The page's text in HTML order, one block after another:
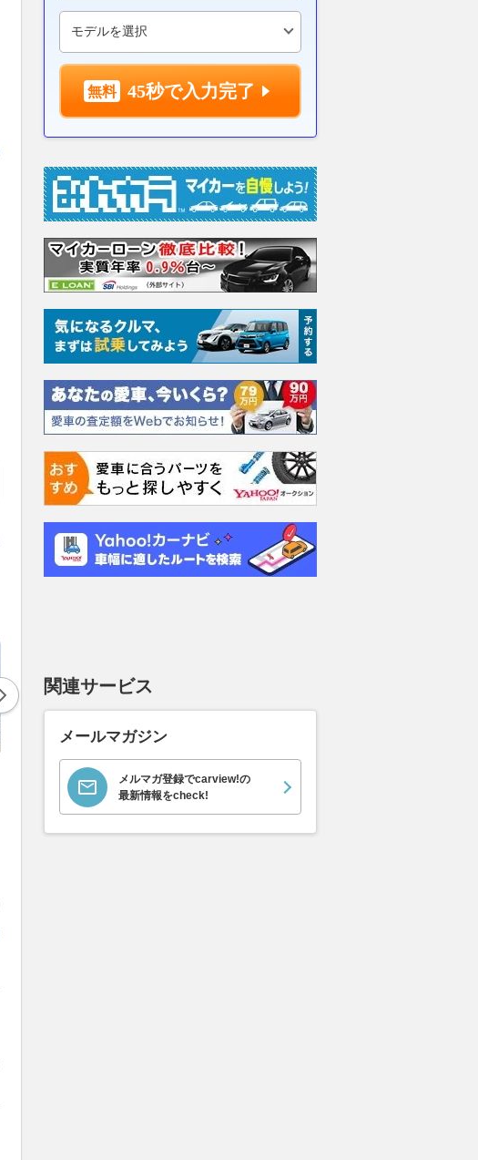
5人乗りの気軽さか6人乗りの余
裕か!? スズキ ソリオ対ホン
ダ フリードを徹底比較!!
2026.07.31 ベストカーWeb
ハリアーが選ばれ続けるワケっ
て!? 新型RAV4と新型CX-5は
どうなんだ!?!?
2026.08.05 ベストカーWeb
45秒で入力完了
関連サービス
メールマガジン
メルマガ登録でcarview!の
最新情報をcheck!